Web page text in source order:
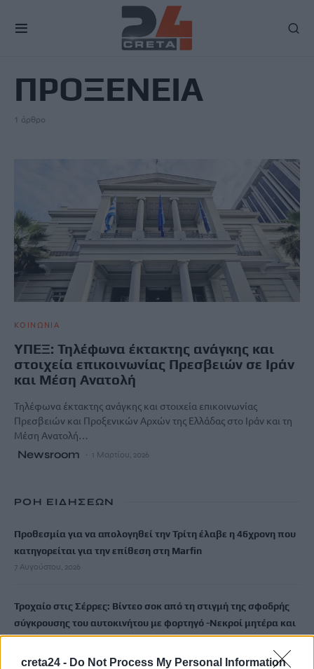
creta24 - Do Not Process My Personal Information
ΠΡΟΞΕΝΕΙΑ
1 άρθρο
ΚΟΙΝΩΝΙΑ
ΥΠΕΞ: Τηλέφωνα έκτακτης ανάγκης και
στοιχεία επικοινωνίας Πρεσβειών σε Ιράν
και Μέση Ανατολή
Τηλέφωνα έκτακτης ανάγκης και στοιχεία επικοινωνίας
Πρεσβειών και Προξενικών Αρχών της Ελλάδας στο Ιράν και τη
Μέση Ανατολή…
Newsroom 1 Μαρτίου, 2026
ΡΟΗ ΕΙΔΗΣΕΩΝ
Προθεσμία για να απολογηθεί την Τρίτη έλαβε η 46χρονη που
κατηγορείται για την επίθεση στη Marfin
7 Αυγούστου, 2026
Τροχαίο στις Σέρρες: Βίντεο σοκ από τη στιγμή της σφοδρής
σύγκρουσης του αυτοκινήτου με φορτηγό -Νεκροί μητέρα και
γιος
7 Αυγούστου, 2026